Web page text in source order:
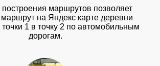
маршрутов позволяет
на Яндекс карте деревни
1 в точку 2 по автомобильным
дорогам.